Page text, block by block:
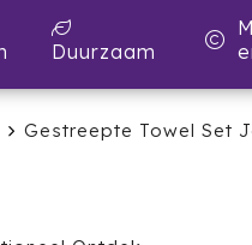
Duurzaam
Gestreepte Towel Set